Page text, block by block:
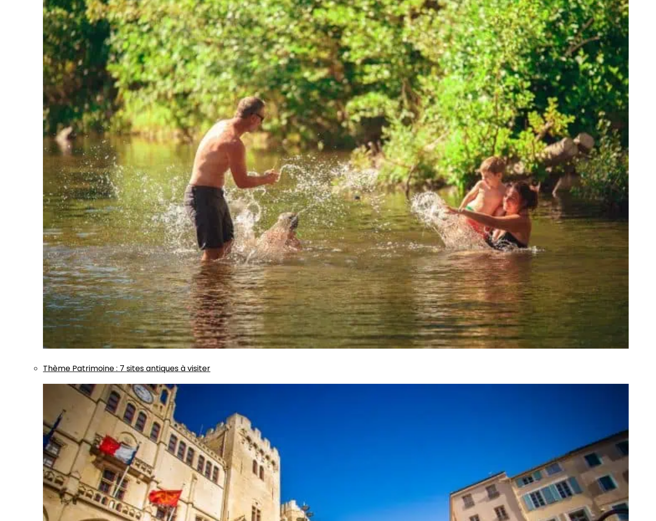
Thème Patrimoine: 7 sites antiques à visiter